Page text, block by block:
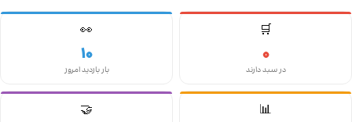
🛒
0
در سبد دارند
👀
10
بار بازدید امروز
📊
🤝